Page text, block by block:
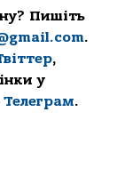
Пишіть
.
,
у
Телеграм.